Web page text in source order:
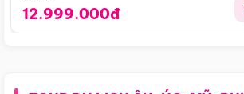
12.999.000đ